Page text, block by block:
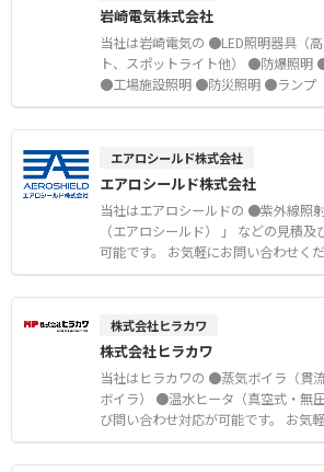
岩崎電気株式会社
当社は岩崎電気の ●LED照明器具（
ト、スポットライト他） ●防爆照明
●工場施設照明 ●防災照明 ●ランプ
ンプ） などの見積及び問い合わせ対
軽にお問い合わせください。
エアロシールド株式会社
エアロシールド株式会社
当社はエアロシールドの ●紫外線照
（エアロシールド） 」 などの見積
可能です。 お気軽にお問い合わせくだ
株式会社ヒラカワ
株式会社ヒラカワ
当社はヒラカワの ●蒸気ボイラ（貫
ボイラ） ●温水ヒータ（真空式・無
び問い合わせ対応が可能です。 お気
さい。